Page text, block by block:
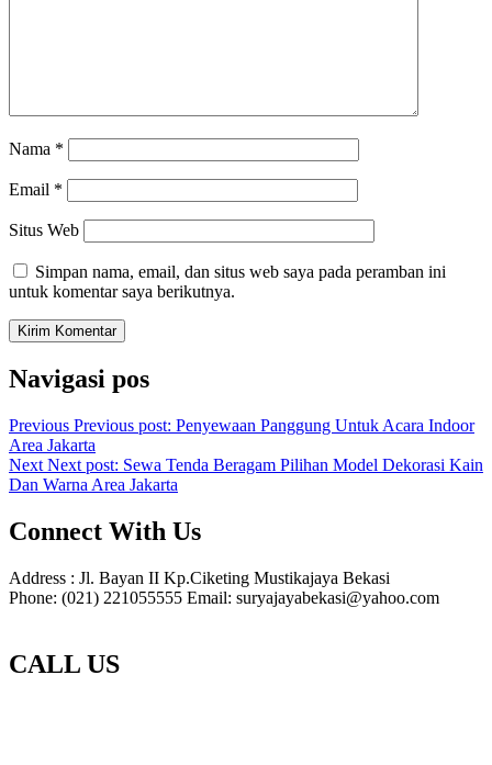
Nama *
Email *
Situs Web
Simpan nama, email, dan situs web saya pada peramban ini
untuk komentar saya berikutnya.
Navigasi pos
Previous Previous post: Penyewaan Panggung Untuk Acara Indoor
Area Jakarta
Next Next post: Sewa Tenda Beragam Pilihan Model Dekorasi Kain
Dan Warna Area Jakarta
Connect With Us
Address : Jl. Bayan II Kp.Ciketing Mustikajaya Bekasi
Phone: (021) 221055555 Email: suryajayabekasi@yahoo.com
CALL US